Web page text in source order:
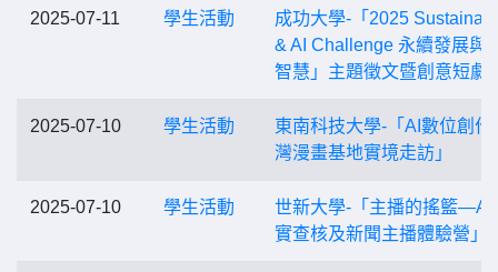
2025-07-11 學生活動
成功大學-「2025
& AI Challenge 永續發展與
智慧」主題徵文暨創意短劇
2025-07-10 學生活動
東南科技大學-「AI數位創作
灣漫畫基地實境走訪」
2025-07-10 學生活動
世新大學-「主播的搖籃—AI
實查核及新聞主播體驗營」